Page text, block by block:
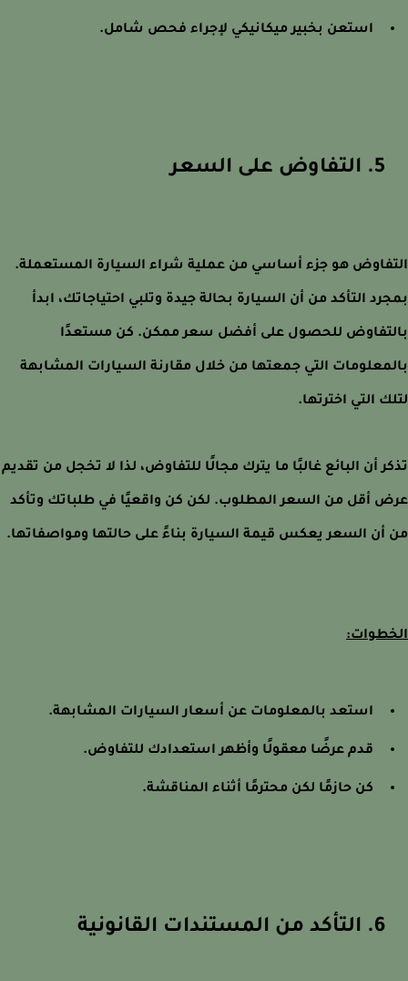
استعن بخبير ميكانيكي لإجراء فحص شامل.
هو جزء أساسي من عملية شراء السيارة المستعملة.
التأكد من أن السيارة بحالة جيدة وتلبي احتياجاتك، ابدأ
للحصول على أفضل سعر ممكن. كن مستعدًا
التي جمعتها من خلال مقارنة السيارات المشابهة
التي اخترتها.
أن البائع غالبًا ما يترك مجالًا للتفاوض، لذا لا تخجل من تقديم
أقل من السعر المطلوب. لكن كن واقعيًا في طلباتك وتأكد
أن السعر يعكس قيمة السيارة بناءً على حالتها ومواصفاتها.
استعد بالمعلومات عن أسعار السيارات المشابهة.
قدم عرضًا معقولًا وأظهر استعدادك للتفاوض.
كن حازمًا لكن محترمًا أثناء المناقشة.